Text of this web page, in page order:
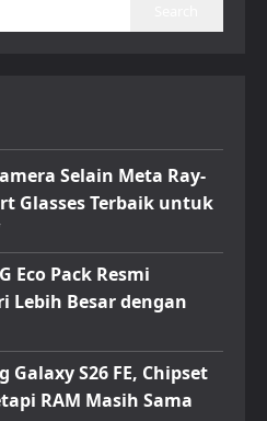
Selain Meta Ray-
Glasses Terbaik untuk
Eco Pack Resmi
Lebih Besar dengan
Galaxy S26 FE, Chipset
RAM Masih Sama